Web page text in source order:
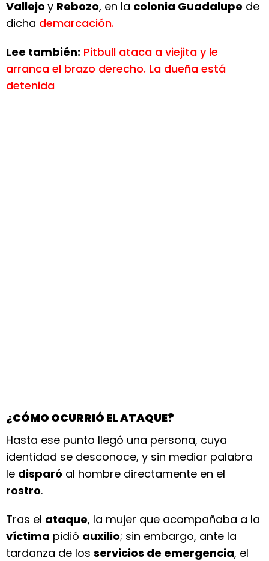
Vallejo y Rebozo, en la colonia Guadalupe de
dicha demarcación.
Lee también: Pitbull ataca a viejita y le
arranca el brazo derecho. La dueña está
detenida
¿CÓMO OCURRIÓ EL ATAQUE?
Hasta ese punto llegó una persona, cuya
identidad se desconoce, y sin mediar palabra
le disparó al hombre directamente en el
rostro.
Tras el ataque, la mujer que acompañaba a la
víctima pidió auxilio; sin embargo, ante la
tardanza de los servicios de emergencia, el